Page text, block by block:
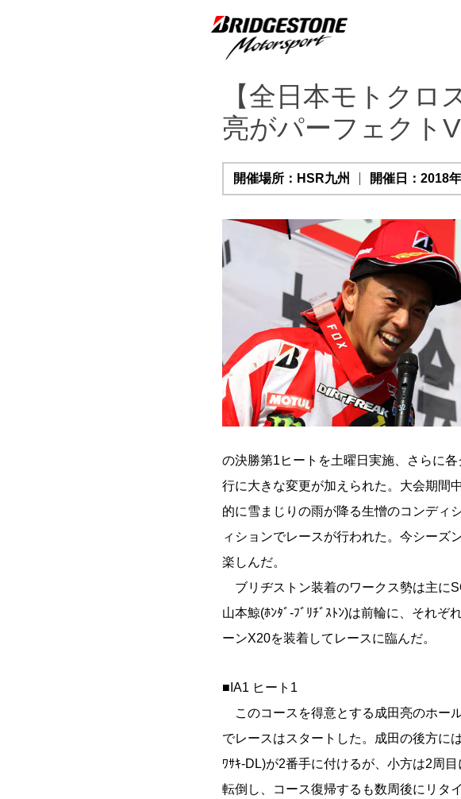
【全日本モトクロ
亮がパーフェクト
開催場所：HSR九州 開催日：2018
の決勝第1ヒートを土曜日実施、さらに
行に大きな変更が加えられた。大会期間
的に雪まじりの雨が降る生憎のコンディ
ィションでレースが行われた。今シーズ
楽しんだ。
ブリヂストン装着のワークス勢は主に
山本鯨(ﾎﾝﾀﾞ-ﾌﾞﾘﾁﾞｽﾄﾝ)は前輪に、それ
ーンX20を装着してレースに臨んだ。
■IA1 ヒート1
このコースを得意とする成田亮のホー
でレースはスタートした。成田の後方に
ﾜｻｷ-DL)が2番手に付けるが、小方は2周目
転倒し、コース復帰するも数周後にリタ